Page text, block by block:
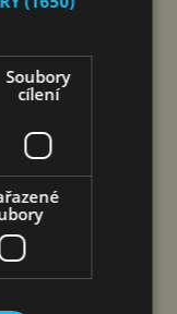
FAST
Soubory
cílení